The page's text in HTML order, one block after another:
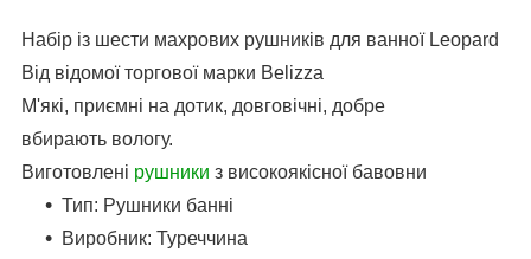
Набір із шести махрових рушників для ванної Leopard
Від відомої торгової марки Belizza
М'які, приємні на дотик, довговічні, добре
вбирають вологу.
Виготовлені рушники з високоякісної бавовни
Тип: Рушники банні
Виробник: Туреччина